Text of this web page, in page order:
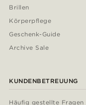
Brillen
Körperpflege
Geschenk-Guide
Archive Sale
KUNDENBETREUUNG
Häufig gestellte Fragen